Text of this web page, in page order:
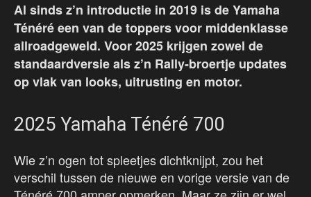
Al sinds z’n introductie in 2019 is de Yamaha
Ténéré een van de toppers voor middenklasse
allroadgeweld. Voor 2025 krijgen zowel de
standaardversie als z’n Rally-broertje updates
op vlak van looks, uitrusting en motor.
2025 Yamaha Ténéré 700
Wie z’n ogen tot spleetjes dichtknijpt, zou het
verschil tussen de nieuwe en vorige versie van de